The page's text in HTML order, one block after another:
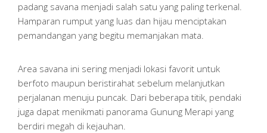
padang savana menjadi salah satu yang paling terkenal.
Hamparan rumput yang luas dan hijau menciptakan
pemandangan yang begitu memanjakan mata.
Area savana ini sering menjadi lokasi favorit untuk
berfoto maupun beristirahat sebelum melanjutkan
perjalanan menuju puncak. Dari beberapa titik, pendaki
juga dapat menikmati panorama Gunung Merapi yang
berdiri megah di kejauhan.